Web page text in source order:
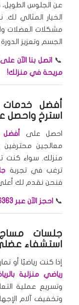
عن الجلوس
الخيار المثالي
مشكلات العضلات
الجسم وتعزيز
📞
مريحة في منزلك!
أفضل خدمات
استرخِ واحصل
احصل على أفضل
معالجين
منزلك. سواء
ترغب في تجربة
فنحن نقدم لك أعلى
📞 احجز الآن عبر 0551416363 واستمتع بالراحة في منزلك.
جلسات مساج
استشفاء
إذا كنت رياضيًا أو
رياضي منزلية
وتسريع عملية
وتخفيف آلام